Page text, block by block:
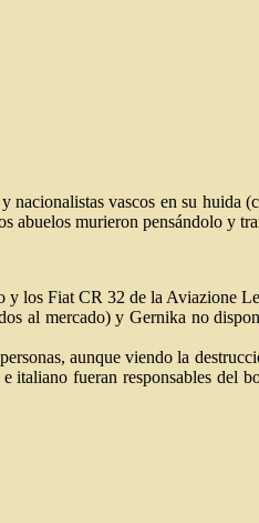
vascos en su huida
abuelos murieron pensándolo y
los Fiat CR 32 de la Aviazione
al mercado) y Gernika no
aunque viendo la
fueran responsables del